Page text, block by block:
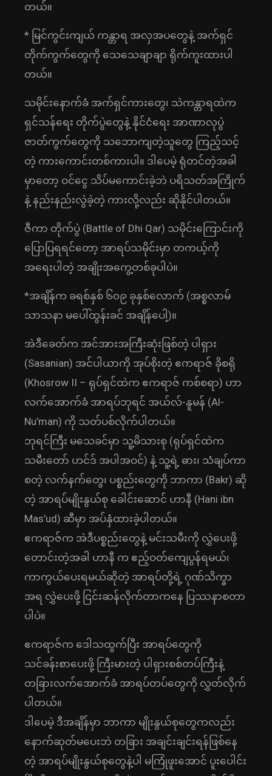
တယ်။
* မြင်ကွင်းကျယ် ကန္တာရ အလှအပတွေနဲ့ အက်ရှင်
တိုက်ကွက်တွေကို သေသေချာချာ ရိုက်ကူးထားပါ
တယ်။
သမိုင်းနောက်ခံ အက်ရှင်ကားတွေ၊ သဲကန္တာရထဲက
ရှင်သန်ရေး တိုက်ပွဲတွေနဲ့ နိုင်ငံရေး အာဏာလုပွဲ
ဇာတ်ကွက်တွေကို သဘောကျတဲ့သူတွေ ကြည့်သင့်
တဲ့ ကားကောင်းတစ်ကားပါ။ ဒါပေမဲ့ ရုံတင်တဲ့အခါ
မှာတော့ ဝင်ငွေ သိပ်မကောင်းခဲ့ဘဲ ပရိသတ်အကြိုက်
နဲ့ နည်းနည်းလွဲခဲ့တဲ့ ကားလို့လည်း ဆိုနိုင်ပါတယ်။
ဇီကာ တိုက်ပွဲ (Battle of Dhi Qar) သမိုင်းကြောင်းကို
ပြောပြရရင်တော့ အာရပ်သမိုင်းမှာ တကယ့်ကို
အရေးပါတဲ့ အချိုးအကွေ့တစ်ခုပါပဲ။
*အချိန်က ခရစ်နှစ် ၆၀၉ ခုနှစ်လောက် (အစ္စလာမ်
သာသနာ မပေါ်ထွန်းခင် အချိန်ပေါ့)။
အဲဒီခေတ်က အင်အားအကြီးဆုံးဖြစ်တဲ့ ပါရှား
(Sasanian) အင်ပါယာကို အုပ်စိုးတဲ့ ဧကရာဇ် ခိုစရို
(Khosrow II – ရုပ်ရှင်ထဲက ဧကရာဇ် ကစ်စရာ) ဟာ
လက်အောက်ခံ အာရပ်ဘုရင် အယ်လ်-နူမန် (Al-
Nu’man) ကို သတ်ပစ်လိုက်ပါတယ်။
ဘုရင်ကြီး မသေခင်မှာ သူ့မိသားစု (ရုပ်ရှင်ထဲက
သမီးတော် ဟင်ဒ် အပါအဝင်) နဲ့ သူ့ရဲ့ ဓား၊ သံချပ်ကာ
စတဲ့ လက်နက်တွေ၊ ပစ္စည်းတွေကို ဘာကာ (Bakr) ဆို
တဲ့ အာရပ်မျိုးနွယ်စု ခေါင်းဆောင် ဟာနီ (Hani ibn
Mas’ud) ဆီမှာ အပ်နှံထားခဲ့ပါတယ်။
ဧကရာဇ်က အဲဒီပစ္စည်းတွေနဲ့ မင်းသမီးကို လွှဲပေးဖို့
တောင်းတဲ့အခါ ဟာနီ က ဧည့်ဝတ်ကျေပွန်ရမယ်၊
ကာကွယ်ပေးရမယ်ဆိုတဲ့ အာရပ်တို့ရဲ့ ဂုဏ်သိက္ခာ
အရ လွှဲပေးဖို့ ငြင်းဆန်လိုက်တာကနေ ပြဿနာစတာ
ပါပဲ။
ဧကရာဇ်က ဒေါသထွက်ပြီး အာရပ်တွေကို
သင်ခန်းစာပေးဖို့ ကြီးမားတဲ့ ပါရှားစစ်တပ်ကြီးနဲ့
တခြားလက်အောက်ခံ အာရပ်တပ်တွေကို လွှတ်လိုက်
ပါတယ်။
ဒါပေမဲ့ ဒီအချိန်မှာ ဘာကာ မျိုးနွယ်စုတွေကလည်း
နောက်ဆုတ်မပေးဘဲ တခြား အချင်းချင်းရန်ဖြစ်နေ
တဲ့ အာရပ်မျိုးနွယ်စုတွေနဲ့ပါ မကြုံဖူးအောင် ပူးပေါင်း